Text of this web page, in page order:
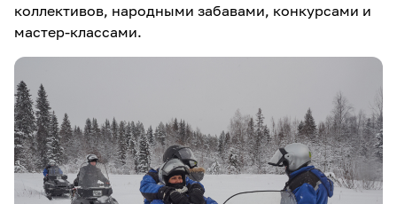
коллективов, народными забавами, конкурсами и
мастер-классами.